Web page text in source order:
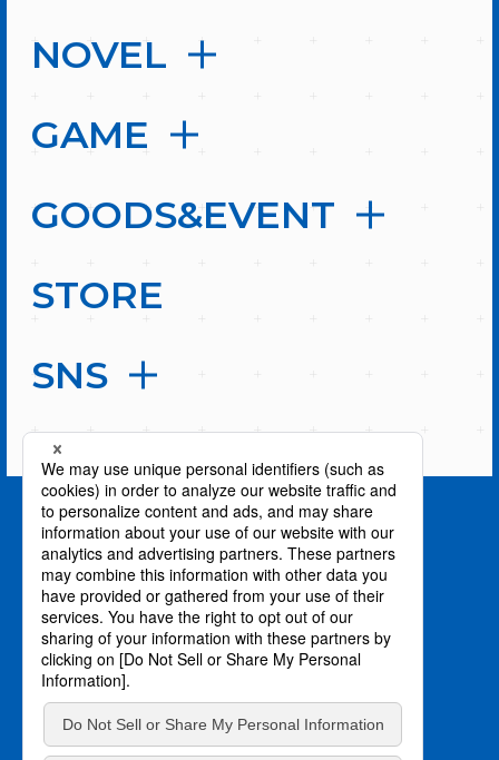
NOVEL
GAME
GOODS&EVENT
STORE
SNS
PAGE TOP
©柴・伏瀬・講談社／転スラ日記製作委員会